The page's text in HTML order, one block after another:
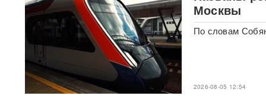
«Начнутся серьезные
проблемы»: эксперт раскрыл,
когда ослабнут атаки БПЛА
ВСУ
Под Екатеринбургом
взорвали Mercedes главы
«Уралдронзавода»(ФОТО,
Москвы
По словам
2026-08-05 12:54